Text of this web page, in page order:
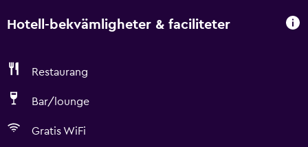
Hotell-bekvämligheter & faciliteter
Restaurang
Bar/lounge
Gratis WiFi